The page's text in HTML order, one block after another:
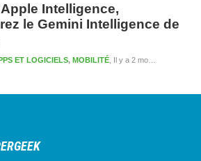
Intelligence,
le Gemini Intelligence de
Il y a 2 mois et 3 semaines
ET LOGICIELS, MOBILITÉ